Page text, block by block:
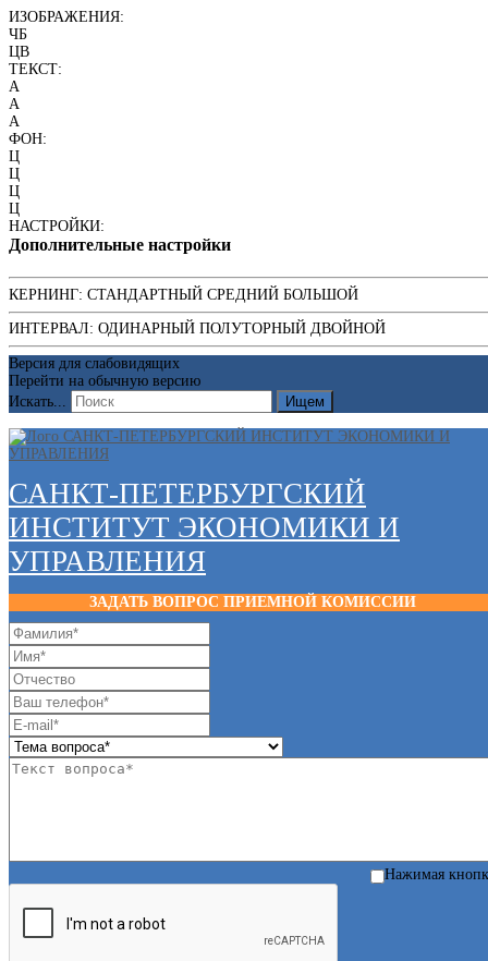
ИЗОБРАЖЕНИЯ:
ЧБ
ЦВ
ТЕКСТ:
A
A
A
ФОН:
Ц
Ц
Ц
Ц
НАСТРОЙКИ:
Дополнительные настройки
КЕРНИНГ: СТАНДАРТНЫЙ СРЕДНИЙ БОЛЬШОЙ
ИНТЕРВАЛ: ОДИНАРНЫЙ ПОЛУТОРНЫЙ ДВОЙНОЙ
Версия для слабовидящих
Перейти на обычную версию
Искать...
Ищем
САНКТ-ПЕТЕРБУРГСКИЙ
ИНСТИТУТ ЭКОНОМИКИ И
УПРАВЛЕНИЯ
ЗАДАТЬ ВОПРОС ПРИЕМНОЙ КОМИССИИ
Нажимая